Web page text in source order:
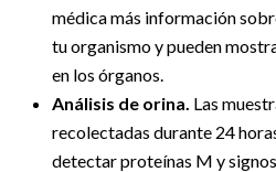
médica más información
tu organismo y pueden
en los órganos.
Análisis de orina. Las
recolectadas durante 24
detectar proteínas M y